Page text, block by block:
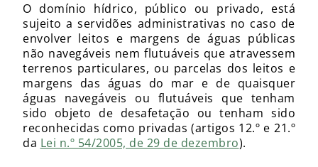
O domínio hídrico, público ou privado, está
sujeito a servidões administrativas no caso de
envolver leitos e margens de águas públicas
não navegáveis nem flutuáveis que atravessem
terrenos particulares, ou parcelas dos leitos e
margens das águas do mar e de quaisquer
águas navegáveis ou flutuáveis que tenham
sido objeto de desafetação ou tenham sido
reconhecidas como privadas (artigos 12.º e 21.º
da Lei n.º 54/2005, de 29 de dezembro).